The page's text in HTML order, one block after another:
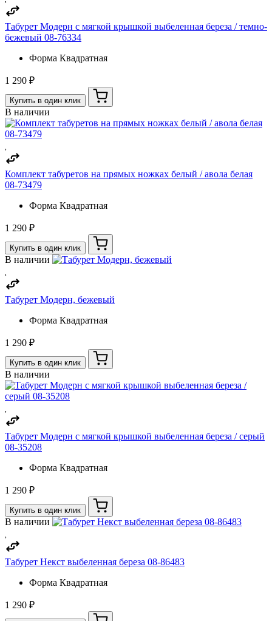
Табурет Модерн с мягкой крышкой выбеленная береза / темно-
бежевый 08-76334
Форма Квадратная
1 290 ₽
Купить в один клик
В наличии
Комплект табуретов на прямых ножках белый / авола белая
08-73479
Форма Квадратная
1 290 ₽
Купить в один клик
В наличии
Табурет Модерн, бежевый
Форма Квадратная
1 290 ₽
Купить в один клик
В наличии
Табурет Модерн с мягкой крышкой выбеленная береза / серый
08-35208
Форма Квадратная
1 290 ₽
Купить в один клик
В наличии
Табурет Некст выбеленная береза 08-86483
Форма Квадратная
1 290 ₽